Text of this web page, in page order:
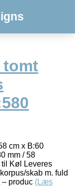
tomt
cm x B:60
mm / 58
til Køl Leveres
skab m. fuld
produc (Læs